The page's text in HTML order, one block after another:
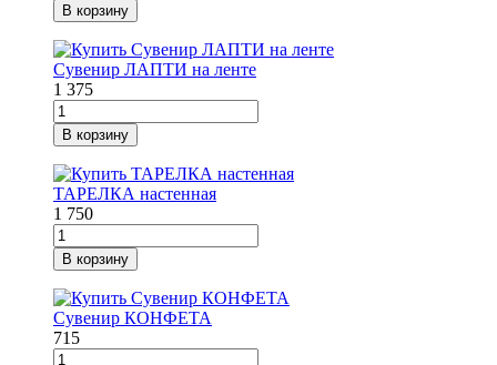
В корзину
Сувенир ЛАПТИ на ленте
1 375
В корзину
ТАРЕЛКА настенная
1 750
В корзину
Сувенир КОНФЕТА
715